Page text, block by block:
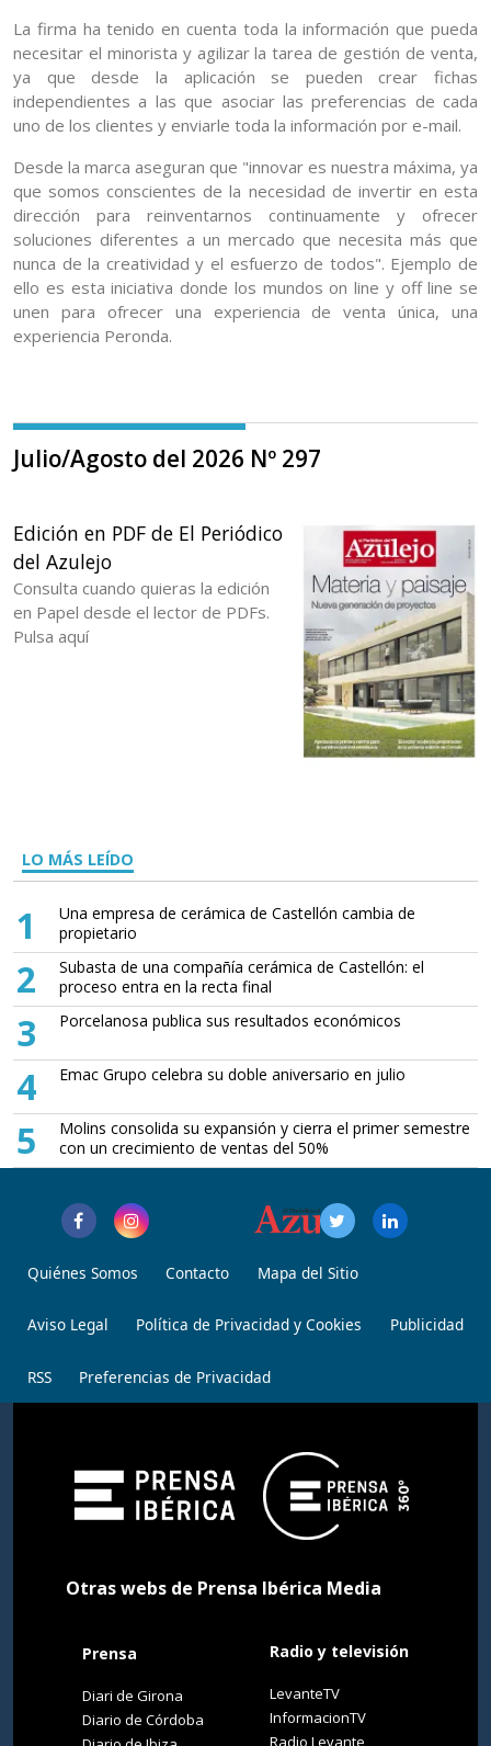
La firma ha tenido en cuenta toda la información que pueda
necesitar el minorista y agilizar la tarea de gestión de venta,
ya que desde la aplicación se pueden crear fichas
independientes a las que asociar las preferencias de cada
uno de los clientes y enviarle toda la información por e-mail.
Desde la marca aseguran que "innovar es nuestra máxima, ya
que somos conscientes de la necesidad de invertir en esta
dirección para reinventarnos continuamente y ofrecer
soluciones diferentes a un mercado que necesita más que
nunca de la creatividad y el esfuerzo de todos". Ejemplo de
ello es esta iniciativa donde los mundos on line y off line se
unen para ofrecer una experiencia de venta única, una
experiencia Peronda.
Julio/Agosto del 2026 Nº 297
Edición en PDF de El Periódico
del Azulejo
Consulta cuando quieras la edición
en Papel desde el lector de PDFs.
Pulsa aquí
LO MÁS LEÍDO
1
Una empresa de cerámica de Castellón cambia de
propietario
2
Subasta de una compañía cerámica de Castellón: el
proceso entra en la recta final
3 Porcelanosa publica sus resultados económicos
4 Emac Grupo celebra su doble aniversario en julio
5
Molins consolida su expansión y cierra el primer semestre
con un crecimiento de ventas del 50%
Quiénes Somos Contacto Mapa del Sitio
Aviso Legal Política de Privacidad y Cookies Publicidad
RSS Preferencias de Privacidad
Otras webs de Prensa Ibérica Media
Prensa
Diari de Girona
Diario de Córdoba
Radio y televisión
LevanteTV
InformacionTV
Radio Levante